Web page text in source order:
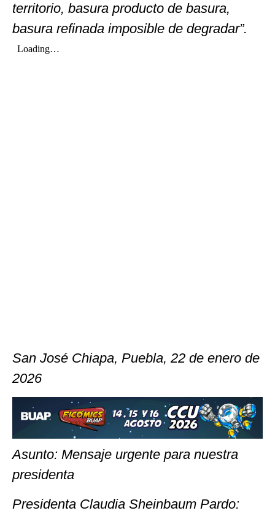
territorio, basura producto de basura,
basura refinada imposible de degradar”.
San José Chiapa, Puebla, 22 de enero de
2026
Asunto: Mensaje urgente para nuestra
presidenta
Presidenta Claudia Sheinbaum Pardo: